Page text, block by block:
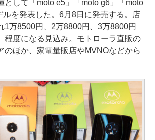
として「moto e5」「moto g6」「moto
ルを発表した。6月8日に発売する。店
1万8500円、2万8800円、3万8800円
程度になる見込み。モトローラ直販の
のほか、家電量販店やMVNOなどから